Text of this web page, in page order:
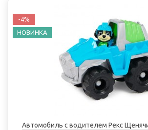
-4%
НОВИНКА
Автомобиль с водителем Рекс